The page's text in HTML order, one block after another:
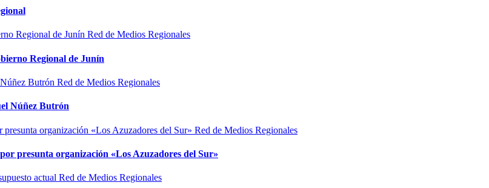
Red de Medios Regionales
Regional de Junín
Red de Medios Regionales
Núñez Butrón
Red de Medios Regionales
presunta organización «Los Azuzadores del Sur»
Red de Medios Regionales